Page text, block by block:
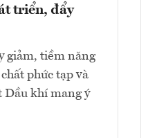
triển, đẩy
giảm, tiềm năng
phức tạp và
Dầu khí mang ý